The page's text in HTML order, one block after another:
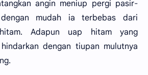
angin meniup pergi pasir-
mudah ia terbebas dari
Adapun uap hitam yang
dengan tiupan mulutnya